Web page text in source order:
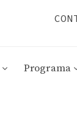
Programa